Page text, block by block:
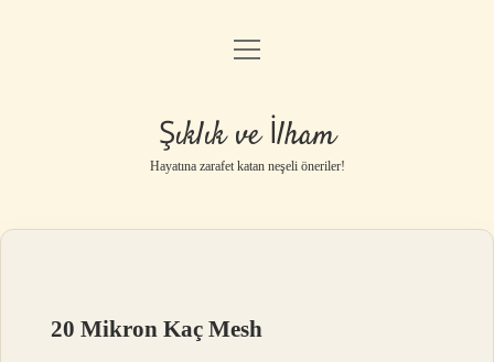
Anasayfa
Gizlilik Politikası
Yasal Uyarı
menüyü
Şıklık ve İlham
Hayatına zarafet katan neşeli öneriler!
20 Mikron Kaç Mesh